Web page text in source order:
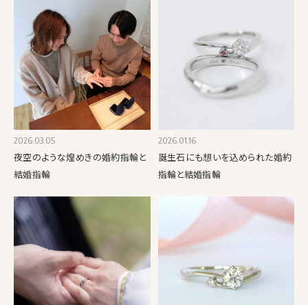
2026.03.05
夜空のような煌めきの婚約指輪と
結婚指輪
2026.01.16
誕生石にも想いを込められた婚約
指輪と結婚指輪